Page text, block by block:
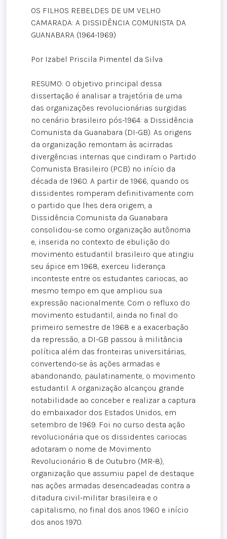
OS FILHOS REBELDES DE UM VELHO
CAMARADA: A DISSIDÊNCIA COMUNISTA DA
GUANABARA (1964-1969)
Por Izabel Priscila Pimentel da Silva
RESUMO: O objetivo principal dessa
dissertação é analisar a trajetória de uma
das organizações revolucionárias surgidas
no cenário brasileiro pós-1964: a Dissidência
Comunista da Guanabara (DI-GB). As origens
da organização remontam às acirradas
divergências internas que cindiram o Partido
Comunista Brasileiro (PCB) no início da
década de 1960. A partir de 1966, quando os
dissidentes romperam definitivamente com
o partido que lhes dera origem, a
Dissidência Comunista da Guanabara
consolidou-se como organização autônoma
e, inserida no contexto de ebulição do
movimento estudantil brasileiro que atingiu
seu ápice em 1968, exerceu liderança
inconteste entre os estudantes cariocas, ao
mesmo tempo em que ampliou sua
expressão nacionalmente. Com o refluxo do
movimento estudantil, ainda no final do
primeiro semestre de 1968 e a exacerbação
da repressão, a DI-GB passou à militância
política além das fronteiras universitárias,
convertendo-se às ações armadas e
abandonando, paulatinamente, o movimento
estudantil. A organização alcançou grande
notabilidade ao conceber e realizar a captura
do embaixador dos Estados Unidos, em
setembro de 1969. Foi no curso desta ação
revolucionária que os dissidentes cariocas
adotaram o nome de Movimento
Revolucionário 8 de Outubro (MR-8),
organização que assumiu papel de destaque
nas ações armadas desencadeadas contra a
ditadura civil-militar brasileira e o
capitalismo, no final dos anos 1960 e início
dos anos 1970.